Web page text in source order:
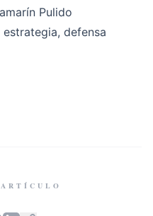
Pulido
defensa